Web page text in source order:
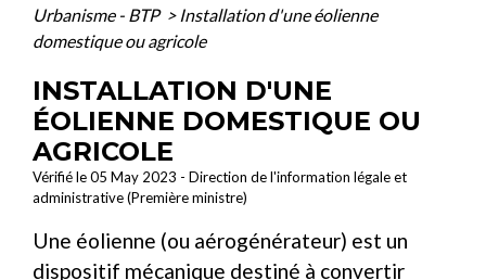
Urbanisme - BTP > Installation d'une éolienne
domestique ou agricole
INSTALLATION D'UNE
ÉOLIENNE DOMESTIQUE OU
AGRICOLE
Vérifié le 05 May 2023 - Direction de l'information légale et
administrative (Première ministre)
Une éolienne (ou aérogénérateur) est un
dispositif mécanique destiné à convertir